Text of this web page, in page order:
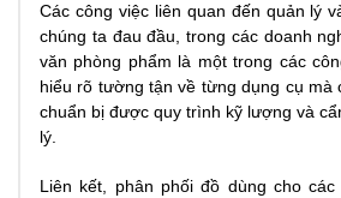
Các công việc liên quan đến quản lý
chúng ta đau đầu, trong các doanh
văn phòng phẩm là một trong các
hiểu rõ tường tận về từng dụng cụ
chuẩn bị được quy trình kỹ lượng và
lý.
Liên kết, phân phối đồ dùng cho các